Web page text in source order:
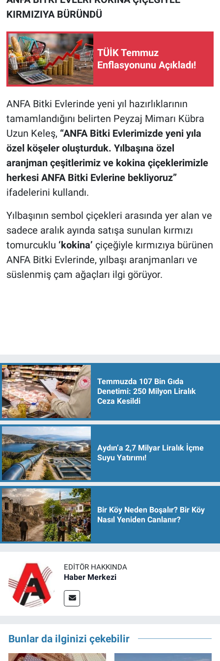
KIRMIZIYA BÜRÜNDÜ
TÜİK Temmuz
Enflasyonunu Açıkladı!
ANFA Bitki Evlerinde yeni yıl hazırlıklarının
tamamlandığını belirten Peyzaj Mimarı Kübra
Uzun Keleş, “ANFA Bitki Evlerimizde yeni yıla
özel köşeler oluşturduk. Yılbaşına özel
aranjman çeşitlerimiz ve kokina çiçeklerimizle
herkesi ANFA Bitki Evlerine bekliyoruz”
ifadelerini kullandı.
Yılbaşının sembol çiçekleri arasında yer alan ve
sadece aralık ayında satışa sunulan kırmızı
tomurcuklu ‘kokina’ çiçeğiyle kırmızıya bürünen
ANFA Bitki Evlerinde, yılbaşı aranjmanları ve
süslenmiş çam ağaçları ilgi görüyor.
Temmuzda 107 Bin Gıda
Denetimi: 250 Milyon Liralık
Ceza Kesildi
Aydın’a 2,7 Milyar Liralık İçme
Suyu Yatırımı!
Bir Köy Neden Boşalır? Bir Köy
Nasıl Yeniden Canlanır?
EDITÖR HAKKINDA
Haber Merkezi
Bunlar da ilginizi çekebilir